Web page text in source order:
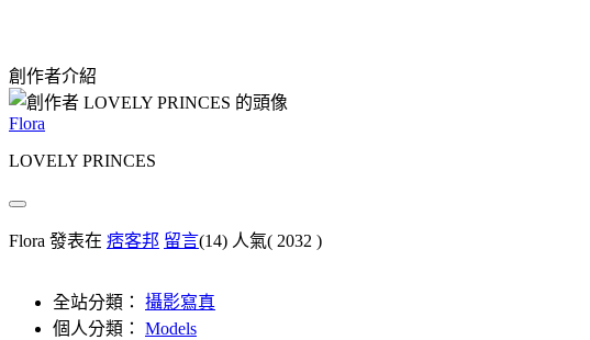
創作者介紹
Flora
LOVELY PRINCES
Flora 發表在 痞客邦 留言(14) 人氣( 2032 )
全站分類： 攝影寫真
個人分類： Models